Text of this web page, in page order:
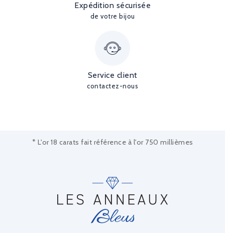
Expédition sécurisée
de votre bijou
Service client
contactez-nous
* L'or 18 carats fait référence à l'or 750 millièmes